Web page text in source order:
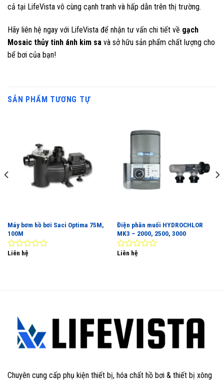
cả tại LifeVista vô cùng cạnh tranh và hấp dẫn trên thị trường.
Hãy liên hệ ngay với LifeVista để nhận tư vấn chi tiết về gạch
Mosaic thủy tinh ánh kim sa và sở hữu sản phẩm chất lượng cho
bể bơi của bạn!
SẢN PHẨM TƯƠNG TỰ
Máy bơm hồ bơi Saci Optima 75M,
100M
0
Liên hệ
Điện phân muối HYDROCHLOR
MK3 – 2000, 2500, 3000
0
Liên hệ
Chuyên cung cấp phụ kiện thiết bị, hóa chất hồ bơi & thiết bị xông